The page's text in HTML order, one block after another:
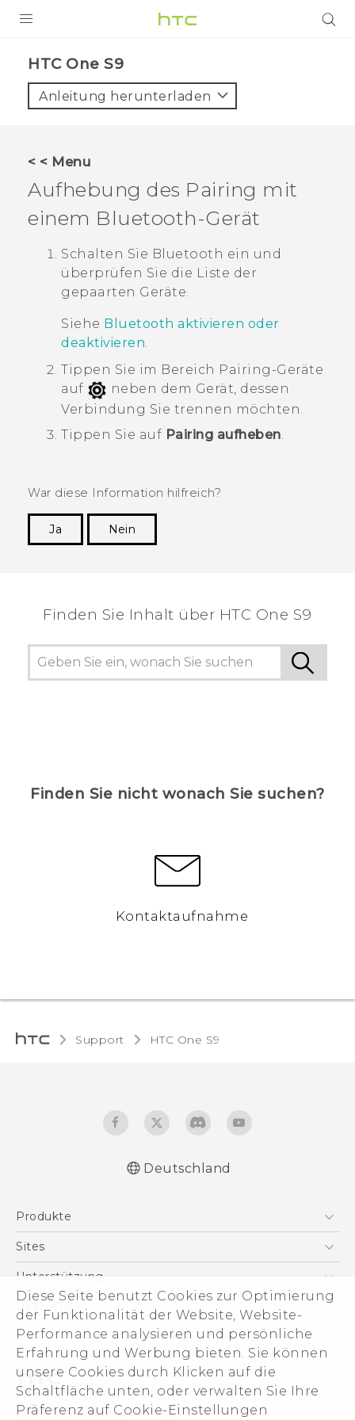
Diese Seite benutzt Cookies zur Optimierung
der Funktionalität der Website, Website-
Performance analysieren und persönliche
Erfahrung und Werbung bieten. Sie können
unsere Cookies durch Klicken auf die
Schaltfläche unten, oder verwalten Sie Ihre
Präferenz auf Cookie-Einstellungen
VIVE
VIVERSE
UNTERSTÜTZUNG
HTC-Geräte und Zubehör
HTC One S9‎
Anleitung herunterladen
< < Menu
Aufhebung des Pairing mit
einem Bluetooth-Gerät
Schalten Sie Bluetooth ein und
überprüfen Sie die Liste der
gepaarten Geräte.
Siehe Bluetooth aktivieren oder
deaktivieren.
Tippen Sie im Bereich Pairing-Geräte
auf
neben dem Gerät, dessen
Verbindung Sie trennen möchten.
Tippen Sie auf Pairing aufheben
War diese Information hilfreich?
Ja
Nein
Finden Sie Inhalt über‎ HTC One S9
Finden Sie nicht wonach Sie suchen?
Kontaktaufnahme
Support HTC One S9‎
English - User manual
Deutschland
Produkte
Smartphones
VIVE
Zubehör
Sites
HTC Dev
HTC Vive
Unterstützung
Unterstützung
eCommerce Support
Über HTC
ESG
Impressum
Investor
Cookie Preferences